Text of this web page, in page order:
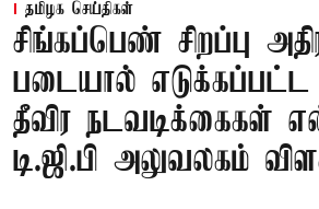
தமிழக செய்திகள்
சிங்கப்பெண் சிறப்பு
படையால்
தீவிர நடவடிக்கைகள்
டி.ஜி.பி அலுவலகம்